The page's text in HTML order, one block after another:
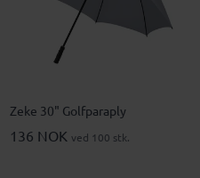
Zeke 30" Golfparaply
136 NOK ved 100 stk.